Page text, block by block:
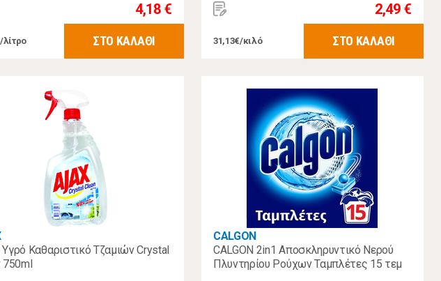
4,18 €
λίτρο ΣΤΟ ΚΑΛΑΘΙ
2,49 €
31,13€/κιλό ΣΤΟ ΚΑΛΑΘΙ
Καθαριστικό Τζαμιών Crystal
750ml
CALGON
CALGON 2in1 Αποσκληρυντικό Νερού
Πλυντηρίου Ρούχων Ταμπλέτες 15 τεμ